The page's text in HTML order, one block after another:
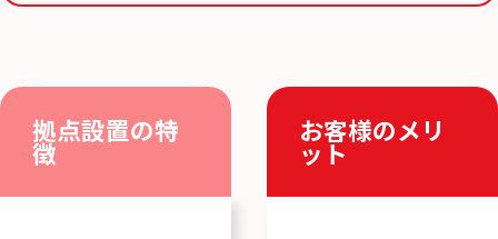
拠点設置の特
徴
お客様のメリ
ット